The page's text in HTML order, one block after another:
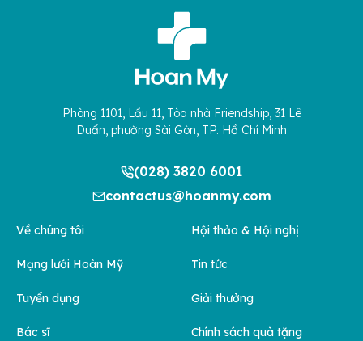
Phòng 1101, Lầu 11, Tòa nhà Friendship, 31 Lê
Duẩn, phường Sài Gòn, TP. Hồ Chí Minh
(028) 3820 6001
contactus@hoanmy.com
Về chúng tôi
Mạng lưới Hoàn Mỹ
Tuyển dụng
Bác sĩ
Hội thảo & Hội nghị
Tin tức
Giải thưởng
Chính sách quà tặng